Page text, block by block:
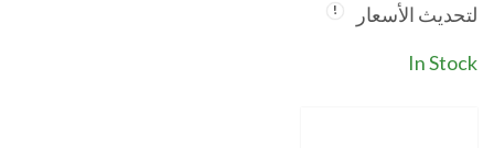
لتحديث الأسعار
In Stock